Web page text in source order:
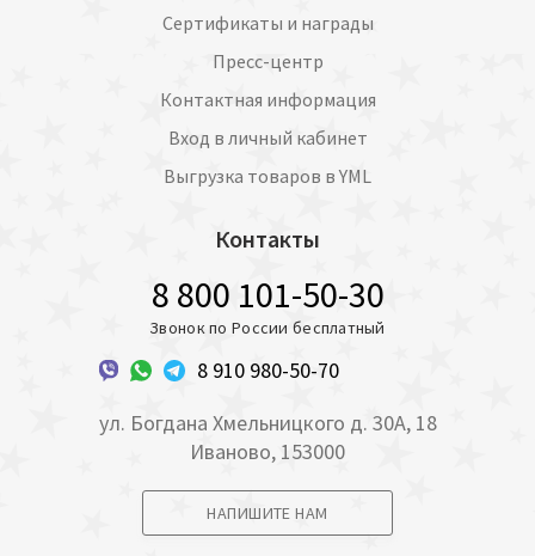
Сертификаты и награды
Пресс-центр
Контактная информация
Вход в личный кабинет
Выгрузка товаров в YML
Контакты
8 800 101-50-30
Звонок по России бесплатный
8 910 980-50-70
ул. Богдана Хмельницкого д. 30А, 18
Иваново, 153000
НАПИШИТЕ НАМ